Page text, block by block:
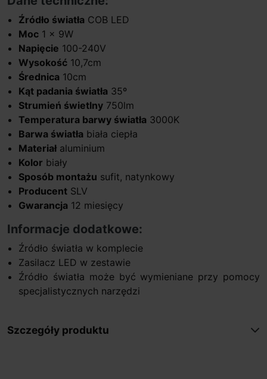
Źródło światła COB LED
Moc 1 x 9W
Napięcie 100-240V
Wysokość 10,7cm
Średnica 10cm
Kąt padania światła 35º
Strumień świetlny 750lm
Temperatura barwy światła 3000K
Barwa światła biała ciepła
Materiał aluminium
Kolor biały
Sposób montażu sufit, natynkowy
Producent SLV
Gwarancja 12 miesięcy
Informacje dodatkowe:
Źródło światła w komplecie
Zasilacz LED w zestawie
Źródło światła może być wymieniane przy pomocy
specjalistycznych narzędzi
Szczegóły produktu